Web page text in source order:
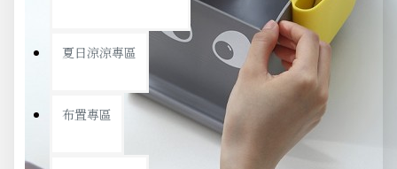
夏日涼涼專區
布置專區